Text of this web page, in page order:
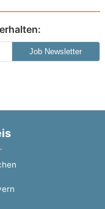
Job Newsletter